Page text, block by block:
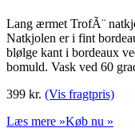
Lang ærmet TrofÃ¨
Natkjolen er i fint
blølge kant i bordeaux
bomuld. Vask ved 60
399 kr. (Vis fragtpris)
Læs mere »Køb nu »